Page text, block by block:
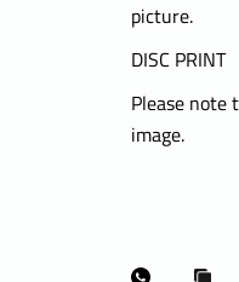
picture.
DISC PRINT
Please
image.